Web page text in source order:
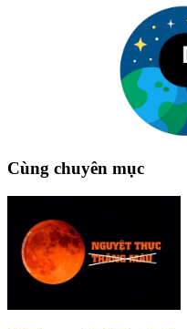
Cùng chuyên mục